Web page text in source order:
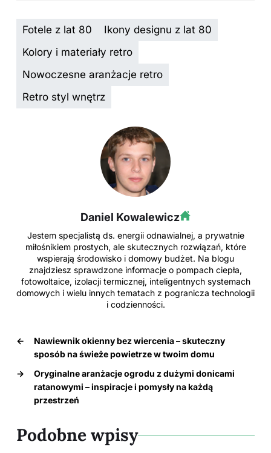
Fotele z lat 80
Ikony designu z lat 80
Kolory i materiały retro
Nowoczesne aranżacje retro
Retro styl wnętrz
Daniel Kowalewicz
Jestem specjalistą ds. energii odnawialnej, a prywatnie
miłośnikiem prostych, ale skutecznych rozwiązań, które
wspierają środowisko i domowy budżet. Na blogu
znajdziesz sprawdzone informacje o pompach ciepła,
fotowoltaice, izolacji termicznej, inteligentnych systemach
domowych i wielu innych tematach z pogranicza technologii
i codzienności.
←
Nawiewnik okienny bez wiercenia – skuteczny
sposób na świeże powietrze w twoim domu
→
Oryginalne aranżacje ogrodu z dużymi donicami
ratanowymi – inspiracje i pomysły na każdą
przestrzeń
Podobne wpisy